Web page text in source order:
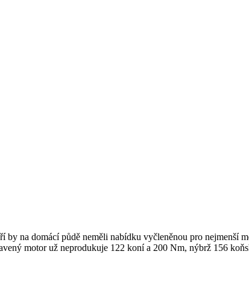
na domácí půdě neměli nabídku vyčleněnou pro nejmenší
motor už neprodukuje 122 koní a 200 Nm, nýbrž 156